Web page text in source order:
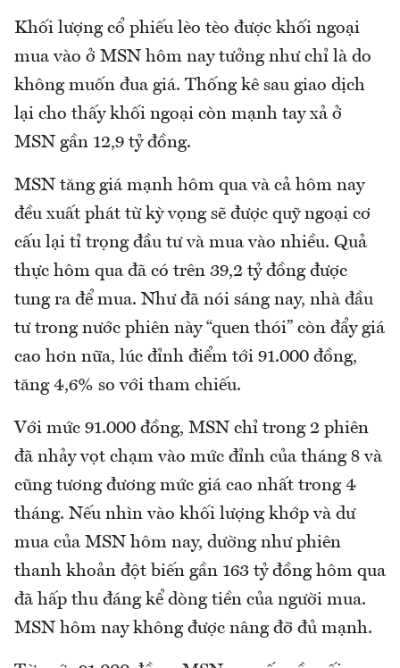
Khối lượng cổ phiếu lèo tèo được khối ngoại
mua vào ở MSN hôm nay tưởng như chỉ là do
không muốn đua giá. Thống kê sau giao dịch
lại cho thấy khối ngoại còn mạnh tay xả ở
MSN gần 12,9 tỷ đồng.
MSN tăng giá mạnh hôm qua và cả hôm nay
đều xuất phát từ kỳ vọng sẽ được quỹ ngoại cơ
cấu lại tỉ trọng đầu tư và mua vào nhiều. Quả
thực hôm qua đã có trên 39,2 tỷ đồng được
tung ra để mua. Như đã nói sáng nay, nhà đầu
tư trong nước phiên này “quen thói” còn đẩy giá
cao hơn nữa, lúc đỉnh điểm tới 91.000 đồng,
tăng 4,6% so với tham chiếu.
Với mức 91.000 đồng, MSN chỉ trong 2 phiên
đã nhảy vọt chạm vào mức đỉnh của tháng 8 và
cũng tương đương mức giá cao nhất trong 4
tháng. Nếu nhìn vào khối lượng khớp và dư
mua của MSN hôm nay, dường như phiên
thanh khoản đột biến gần 163 tỷ đồng hôm qua
đã hấp thu đáng kể dòng tiền của người mua.
MSN hôm nay không được nâng đỡ đủ mạnh.